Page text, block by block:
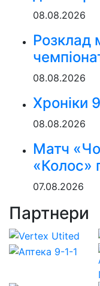
08.08.2026
Розклад
08.08.2026
Хроніки
08.08.2026
Матч
«Колос»
07.08.2026
Партнери